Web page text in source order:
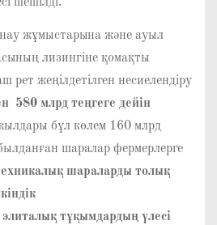
шешілді.
жұмыстарына және ауыл
лизингіне қомақты
рет жеңілдетілген несиелендіру
580 млрд теңгеге дейін
бұл көлем 160 млрд
шаралар фермерлерге
шараларды толық
элиталық тұқымдардың үлесі